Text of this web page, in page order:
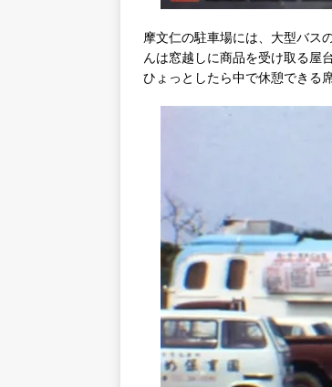
摩文仁の駐車場には、大型バス
んは窓越しに商品を受け取る屋
ひょっとしたら中で休憩できる